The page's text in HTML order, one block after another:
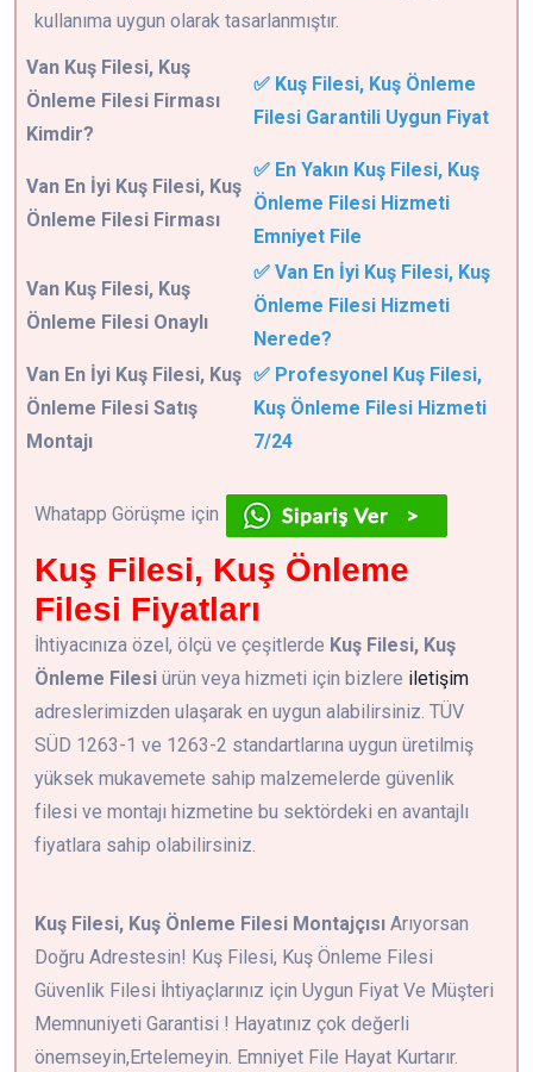
kullanıma uygun olarak tasarlanmıştır.
Van Kuş Filesi, Kuş
Önleme Filesi Firması
Kimdir?
✅ Kuş Filesi, Kuş Önleme
Filesi Garantili Uygun Fiyat
Van En İyi Kuş Filesi, Kuş
Önleme Filesi Firması
✅ En Yakın Kuş Filesi, Kuş
Önleme Filesi Hizmeti
Emniyet File
Van Kuş Filesi, Kuş
Önleme Filesi Onaylı
✅ Van En İyi Kuş Filesi, Kuş
Önleme Filesi Hizmeti
Nerede?
Van En İyi Kuş Filesi, Kuş
Önleme Filesi Satış
Montajı
✅ Profesyonel Kuş Filesi,
Kuş Önleme Filesi Hizmeti
7/24
Whatapp Görüşme için
Kuş Filesi, Kuş Önleme
Filesi Fiyatları
İhtiyacınıza özel, ölçü ve çeşitlerde Kuş Filesi, Kuş
Önleme Filesi ürün veya hizmeti için bizlere iletişim
adreslerimizden ulaşarak en uygun alabilirsiniz. TÜV
SÜD 1263-1 ve 1263-2 standartlarına uygun üretilmiş
yüksek mukavemete sahip malzemelerde güvenlik
filesi ve montajı hizmetine bu sektördeki en avantajlı
fiyatlara sahip olabilirsiniz.
Kuş Filesi, Kuş Önleme Filesi Montajçısı Arıyorsan
Doğru Adrestesin! Kuş Filesi, Kuş Önleme Filesi
Güvenlik Filesi İhtiyaçlarınız için Uygun Fiyat Ve Müşteri
Memnuniyeti Garantisi ! Hayatınız çok değerli
önemseyin,Ertelemeyin. Emniyet File Hayat Kurtarır.